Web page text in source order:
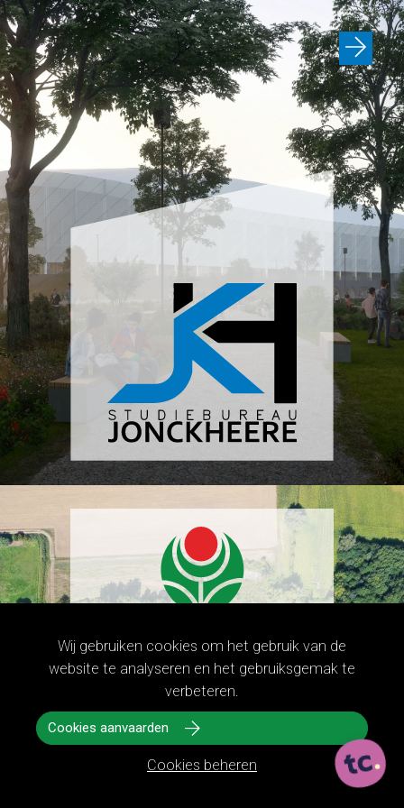
Wij gebruiken cookies om het gebruik van de
website te analyseren en het gebruiksgemak te
verbeteren.
Cookies aanvaarden
Cookies beheren